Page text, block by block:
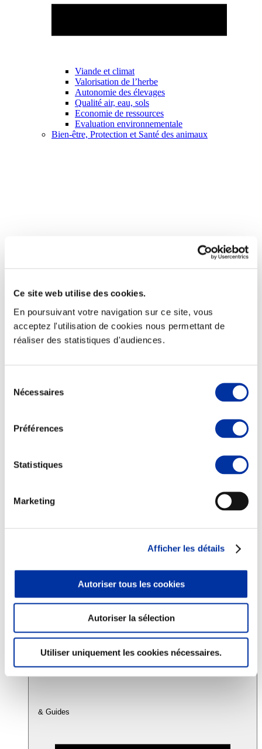
Ce site web utilise des cookies.
En poursuivant votre navigation sur ce site, vous
acceptez l'utilisation de cookies nous permettant de
réaliser des statistiques d'audiences.
Nécessaires
Préférences
Statistiques
Marketing
Afficher les détails
Autoriser tous les cookies
Autoriser la sélection
Utiliser uniquement les cookies nécessaires.
Viande et climat
Valorisation de l’herbe
Autonomie des élevages
Qualité air, eau, sols
Economie de ressources
Evaluation environnementale
Bien-être, Protection et Santé des animaux
Elevage
Transport – mise en marché
Abattoir
Sécurité sanitaire
Viandes et santé
Juste rémunération et attractivité des métiers
Info-veille scientifique
Accords
& Guides